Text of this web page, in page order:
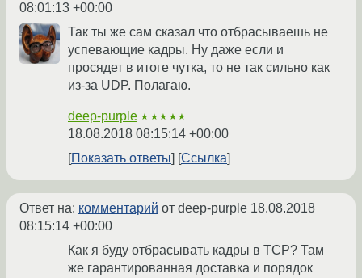
08:01:13 +00:00
Так ты же сам сказал что отбрасываешь не
успевающие кадры. Ну даже если и
просядет в итоге чутка, то не так сильно как
из-за UDP. Полагаю.
deep-purple ★★★★★
18.08.2018 08:15:14 +00:00
Показать ответы
Ссылка
Ответ на: комментарий от deep-purple 18.08.2018
08:15:14 +00:00
Как я буду отбрасывать кадры в TCP? Там
же гарантированная доставка и порядок